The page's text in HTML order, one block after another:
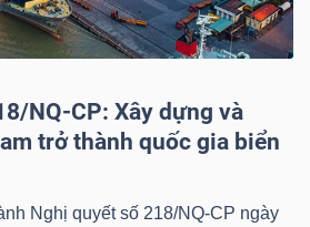
NQ-CP: Xây dựng và
trở thành quốc gia biển
Nghị quyết số 218/NQ-CP ngày